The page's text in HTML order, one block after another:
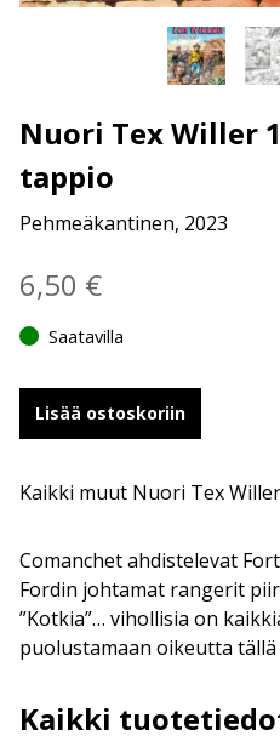
Nuori Tex Willer
tappio
Pehmeäkantinen, 2023
6,50 €
Saatavilla
Lisää ostoskoriin
Kaikki muut Nuori Tex
Comanchet ahdistelevat
Fordin johtamat rangerit
”Kotkia”… vihollisia on
puolustamaan oikeutta tällä
Kaikki